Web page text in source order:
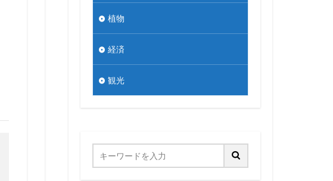
植物
経済
観光